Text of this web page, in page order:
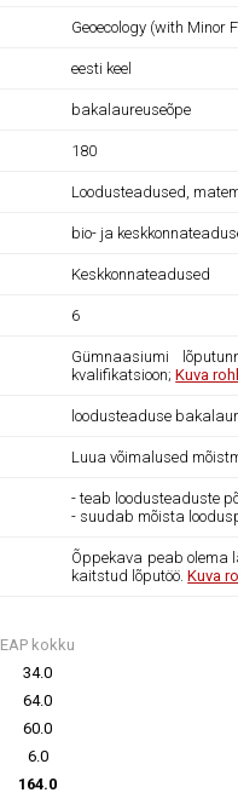
Geoecology (with Minor
eesti keel
bakalaureuseõpe
180
Loodusteadused,
bio- ja
Keskkonnateadused
6
Gümnaasiumi
kvalifikatsioon;Kuva
loodusteaduse
Luua võimalused
- teab loodusteaduste
- suudab mõista
Õppekava peab olema
kaitstud lõputöö.Kuva
EAP kokku
34.0
64.0
60.0
6.0
164.0